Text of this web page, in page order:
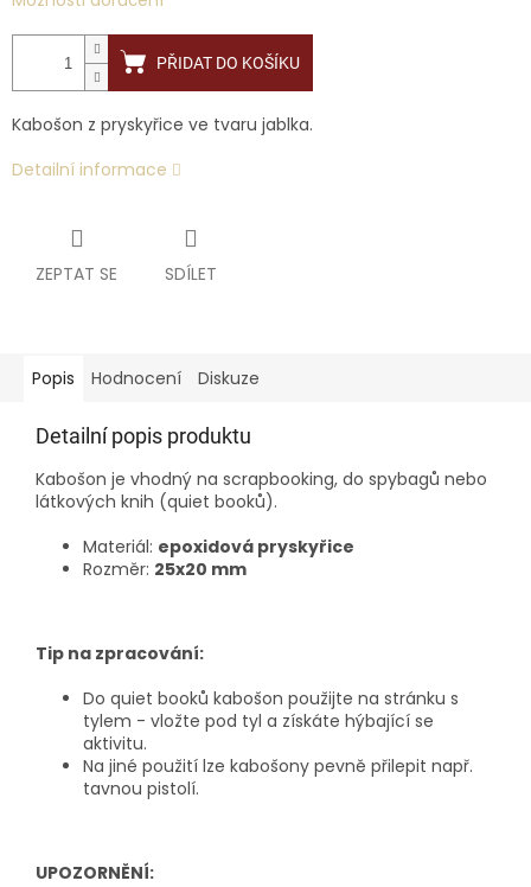
PŘIDAT DO KOŠÍKU
Kabošon z pryskyřice ve tvaru jablka.
Detailní informace
ZEPTAT SE SDÍLET
Popis Hodnocení Diskuze
Detailní popis produktu
Kabošon je vhodný na scrapbooking, do spybagů nebo
látkových knih (quiet booků).
Materiál: epoxidová pryskyřice
Rozměr: 25x20 mm
Tip na zpracování:
Do quiet booků kabošon použijte na stránku s
tylem - vložte pod tyl a získáte hýbající se
aktivitu.
Na jiné použití lze kabošony pevně přilepit např.
tavnou pistolí.
UPOZORNĚNÍ: